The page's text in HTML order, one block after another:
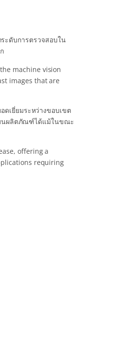
ระดับการตรวจสอบใน
machine vision
images that are
เยี่ยมระหว่างขอบเขต
บนผลิตภัณฑ์ได้แม้ในขณะ
offering a
requiring